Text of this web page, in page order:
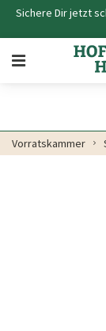
Sichere Dir jetzt
Vorratskammer